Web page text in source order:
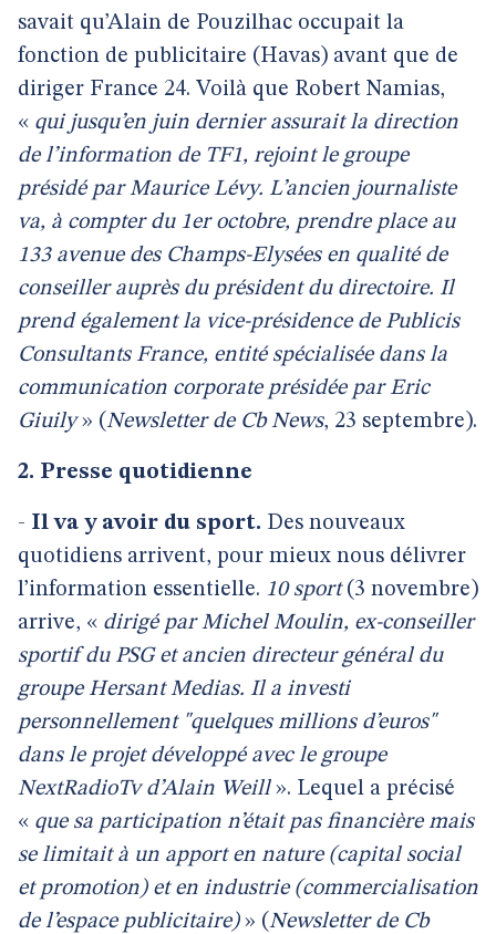
savait qu’Alain de Pouzilhac occupait la
fonction de publicitaire (Havas) avant que de
diriger France 24. Voilà que Robert Namias,
« qui jusqu’en juin dernier assurait la direction
de l’information de TF1, rejoint le groupe
présidé par Maurice Lévy. L’ancien journaliste
va, à compter du 1er octobre, prendre place au
133 avenue des Champs-Elysées en qualité de
conseiller auprès du président du directoire. Il
prend également la vice-présidence de Publicis
Consultants France, entité spécialisée dans la
communication corporate présidée par Eric
Giuily» (Newsletter de Cb News, 23 septembre).
2. Presse quotidienne
- Il va y avoir du sport. Des nouveaux
quotidiens arrivent, pour mieux nous délivrer
l’information essentielle. 10 sport(3 novembre)
arrive, « dirigé par Michel Moulin, ex-conseiller
sportif du PSG et ancien directeur général du
groupe Hersant Medias. Il a investi
personnellement "quelques millions d’euros"
dans le projet développé avec le groupe
NextRadioTv d’Alain Weill». Lequel a précisé
« que sa participation n’était pas financière mais
se limitait à un apport en nature (capital social
et promotion) et en industrie (commercialisation
de l’espace publicitaire)» (Newsletter de Cb